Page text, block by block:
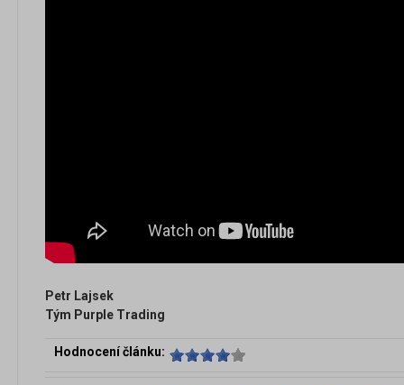
Petr Lajsek
Tým Purple Trading
Hodnocení článku: